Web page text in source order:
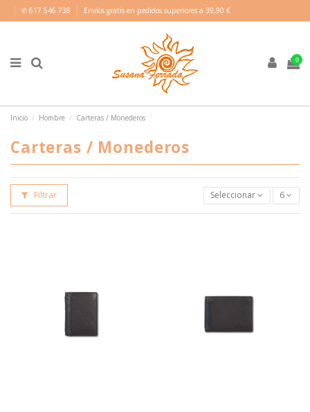
✆ 617 546 738 Envíos gratis en pedidos superiores a 39,90 €
0
Inicio Hombre Carteras / Monederos
Carteras / Monederos
Filtrar Seleccionar 6